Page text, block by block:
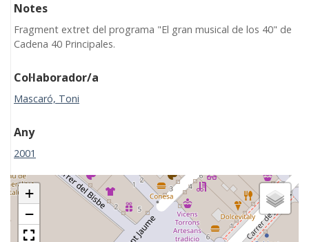
Notes
Fragment extret del programa "El gran musical de los 40" de
Cadena 40 Principales.
Col·laborador/a
Mascaró, Toni
Any
2001
+
−